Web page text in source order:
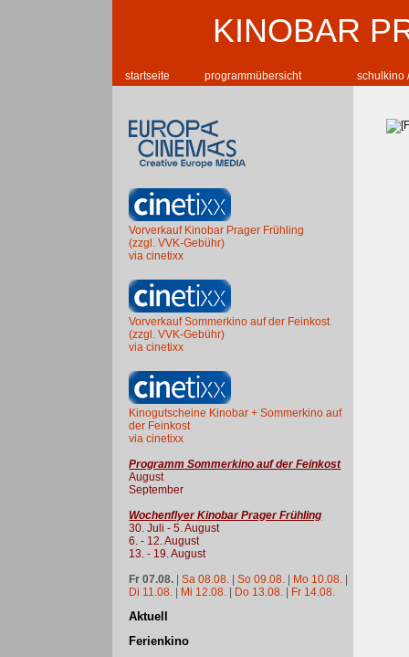
KINOBAR
startseite programmübersicht schulkino
Vorverkauf Kinobar Prager Frühling
(zzgl. VVK-Gebühr)
via cinetixx
Vorverkauf Sommerkino auf der Feinkost
(zzgl. VVK-Gebühr)
via cinetixx
Kinogutscheine Kinobar + Sommerkino auf
der Feinkost
via cinetixx
Programm Sommerkino auf der Feinkost
August
September
Wochenflyer Kinobar Prager Frühling
30. Juli - 5. August
6. - 12. August
13. - 19. August
Fr 07.08. |Sa 08.08. |So 09.08. | Mo 10.08. |
Di 11.08. | Mi 12.08. | Do 13.08. | Fr 14.08.
Aktuell
Ferienkino